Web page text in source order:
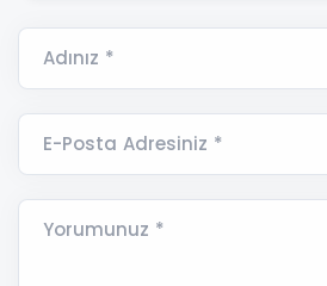
Adınız *
E-Posta Adresiniz *
Yorumunuz *